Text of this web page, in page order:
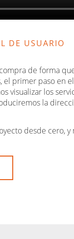
DE USUARIO
de forma
el primer paso en
visualizar los
la
desde cero,